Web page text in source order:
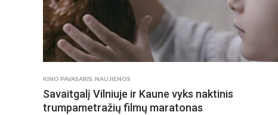
GARSIŲ
REŽISIERIŲ
PRANEŠIMAI
KINO PAVASARIS NAUJIENOS
Savaitgalį Vilniuje ir Kaune vyks naktinis
trumpametražių filmų maratonas